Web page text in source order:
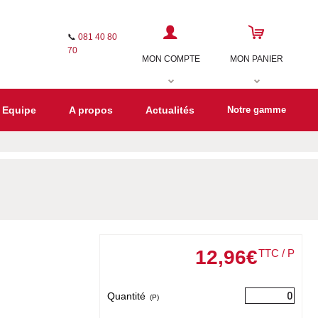
📞 081 40 80
70
MON COMPTE
MON PANIER
Equipe A propos Actualités Notre gamme
12,96€TTC / P
Quantité (P)